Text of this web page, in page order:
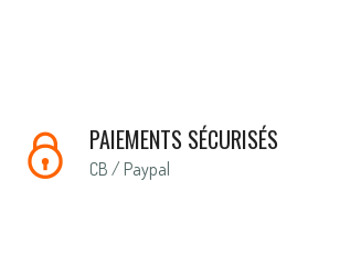
PAIEMENTS SÉCURISÉS
CB / Paypal